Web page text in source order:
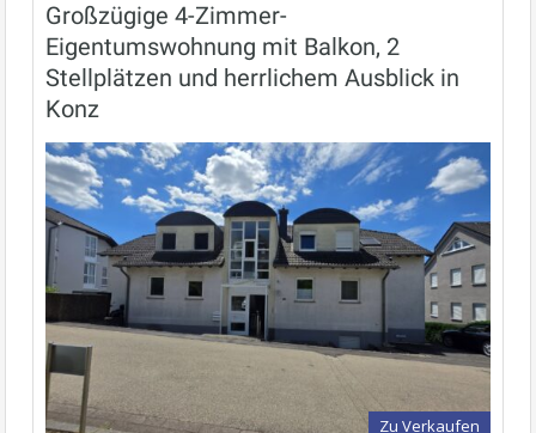
Großzügige 4-Zimmer-
Eigentumswohnung mit Balkon, 2
Stellplätzen und herrlichem Ausblick in
Konz
Zu Verkaufen